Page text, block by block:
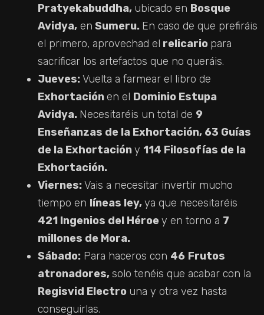
Pratyekabuddha, ubicado en Bosque
Avidya, en Sumeru. En caso de que prefiráis
el primero, aprovechad el relicario para
sacrificar los artefactos que no queráis.
Jueves:Vuelta a farmear el libro de
Exhortaciónen el Dominio Estupa
Avidya. Necesitaréis un total de 9
Enseñanzas de la Exhortación, 63 Guías
de la Exhortacióny 114 Filosofías de la
Exhortación.
Viernes:Vais a necesitar invertir mucho
tiempo en líneas ley,ya que necesitaréis
421 Ingenios del Héroe y en torno a 7
millones de Mora.
Sábado: Para haceros con 46 Frutos
atronadores,solo tenéis que acabar con la
Regisvid Electro una y otra vez hasta
conseguirlas.